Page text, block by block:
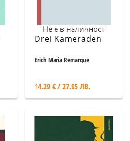
Не е в наличност
Drei Kameraden
Erich Maria Remarque
14.29 € / 27.95 ЛВ.